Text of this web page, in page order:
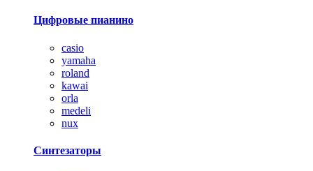
Цифровые пианино
casio
yamaha
roland
kawai
orla
medeli
nux
Синтезаторы